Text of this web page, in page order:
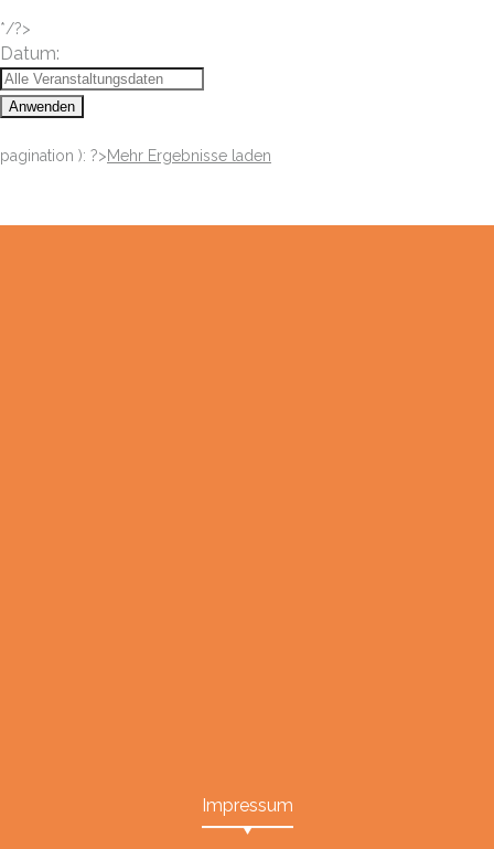
*/?>
Datum:
Anwenden
pagination ): ?>Mehr Ergebnisse laden
Impressum